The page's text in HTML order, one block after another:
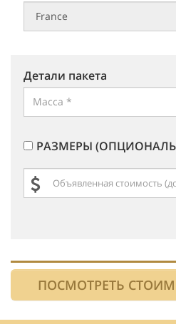
Детали пакета
РАЗМЕРЫ